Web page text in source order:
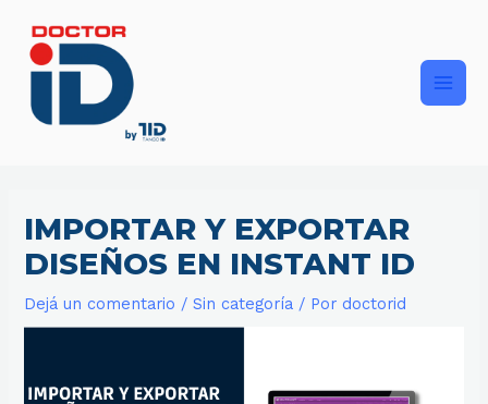
contenido
IMPORTAR Y EXPORTAR
DISEÑOS EN INSTANT ID
Dejá un comentario /Sin categoría / Por doctorid